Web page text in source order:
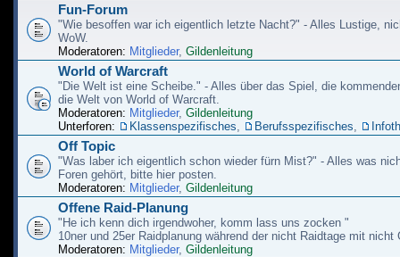
Fun-Forum
"Wie besoffen war ich eigentlich letzte Nacht?" - Alles Lustige,
WoW.
Moderatoren: Mitglieder, Gildenleitung
World of Warcraft
"Die Welt ist eine Scheibe." - Alles über das Spiel, die
die Welt von World of Warcraft.
Moderatoren: Mitglieder, Gildenleitung
Unterforen:
Klassenspezifisches Berufsspezifisches
Off Topic
"Was laber ich eigentlich schon wieder fürn Mist?" - Alles was
Foren gehört, bitte hier posten.
Moderatoren: Mitglieder, Gildenleitung
Offene Raid-Planung
"He ich kenn dich irgendwoher, komm lass uns zocken "
10ner und 25er Raidplanung während der nicht Raidtage mit nicht
Moderatoren: Mitglieder, Gildenleitung